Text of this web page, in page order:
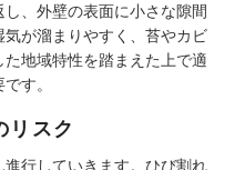
、外壁の表面に小さな隙間
が溜まりやすく、苔やカビ
地域特性を踏まえた上で適
す。
リスク
行していきます。ひび割れ